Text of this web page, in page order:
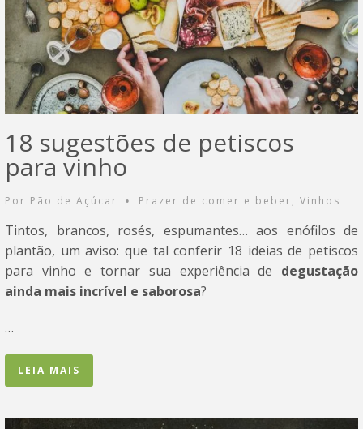
18 sugestões de petiscos
para vinho
Por Pão de Açúcar • Prazer de comer e beber, Vinhos
Tintos, brancos, rosés, espumantes… aos enófilos de
plantão, um aviso: que tal conferir 18 ideias de petiscos
para vinho e tornar sua experiência de degustação
ainda mais incrível e saborosa?
…
LEIA MAIS